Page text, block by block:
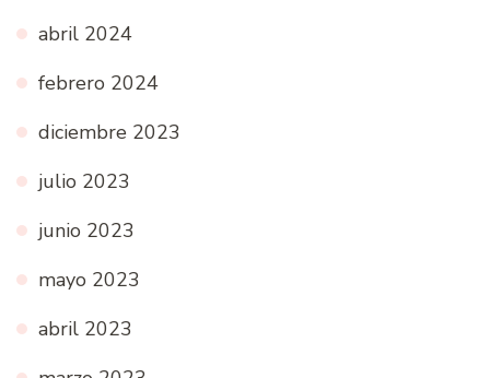
abril 2024
febrero 2024
diciembre 2023
julio 2023
junio 2023
mayo 2023
abril 2023